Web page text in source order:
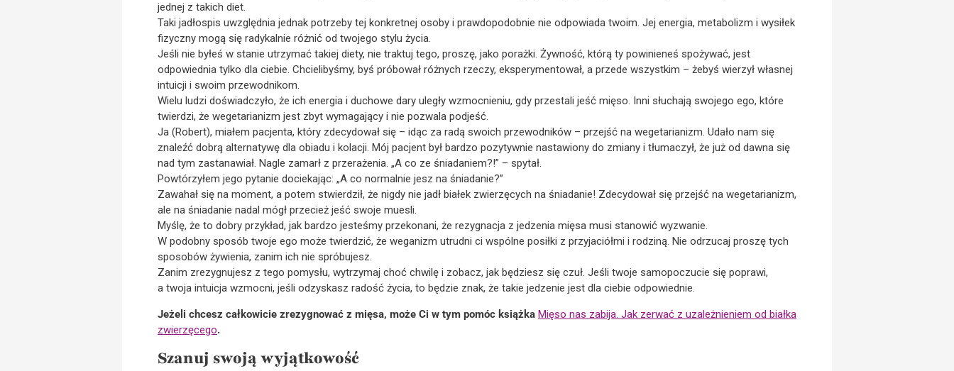
jednej z takich diet.
Taki jadłospis uwzględnia jednak potrzeby tej konkretnej osoby i prawdopodobnie nie odpowiada twoim. Jej energia, metabolizm i wysiłek
fizyczny mogą się radykalnie różnić od twojego stylu życia.
Jeśli nie byłeś w stanie utrzymać takiej diety, nie traktuj tego, proszę, jako porażki. Żywność, którą ty powinieneś spożywać, jest
odpowiednia tylko dla ciebie. Chcielibyśmy, byś próbował różnych rzeczy, eksperymentował, a przede wszystkim – żebyś wierzył własnej
intuicji i swoim przewodnikom.
Wielu ludzi doświadczyło, że ich energia i duchowe dary uległy wzmocnieniu, gdy przestali jeść mięso. Inni słuchają swojego ego, które
twierdzi, że wegetarianizm jest zbyt wymagający i nie pozwala podjeść.
Ja (Robert), miałem pacjenta, który zdecydował się – idąc za radą swoich przewodników – przejść na wegetarianizm. Udało nam się
znaleźć dobrą alternatywę dla obiadu i kolacji. Mój pacjent był bardzo pozytywnie nastawiony do zmiany i tłumaczył, że już od dawna się
nad tym zastanawiał. Nagle zamarł z przerażenia. „A co ze śniadaniem?!” – spytał.
Powtórzyłem jego pytanie dociekając: „A co normalnie jesz na śniadanie?”
Zawahał się na moment, a potem stwierdził, że nigdy nie jadł białek zwierzęcych na śniadanie! Zdecydował się przejść na wegetarianizm,
ale na śniadanie nadal mógł przecież jeść swoje muesli.
Myślę, że to dobry przykład, jak bardzo jesteśmy przekonani, że rezygnacja z jedzenia mięsa musi stanowić wyzwanie.
W podobny sposób twoje ego może twierdzić, że weganizm utrudni ci wspólne posiłki z przyjaciółmi i rodziną. Nie odrzucaj proszę tych
sposobów żywienia, zanim ich nie spróbujesz.
Zanim zrezygnujesz z tego pomysłu, wytrzymaj choć chwilę i zobacz, jak będziesz się czuł. Jeśli twoje samopoczucie się poprawi,
a twoja intuicja wzmocni, jeśli odzyskasz radość życia, to będzie znak, że takie jedzenie jest dla ciebie odpowiednie.
Jeżeli chcesz całkowicie zrezygnować z mięsa, może Ci w tym pomóc książka Mięso nas zabija. Jak zerwać z uzależnieniem od białka
zwierzęcego.
Szanuj swoją wyjątkowość